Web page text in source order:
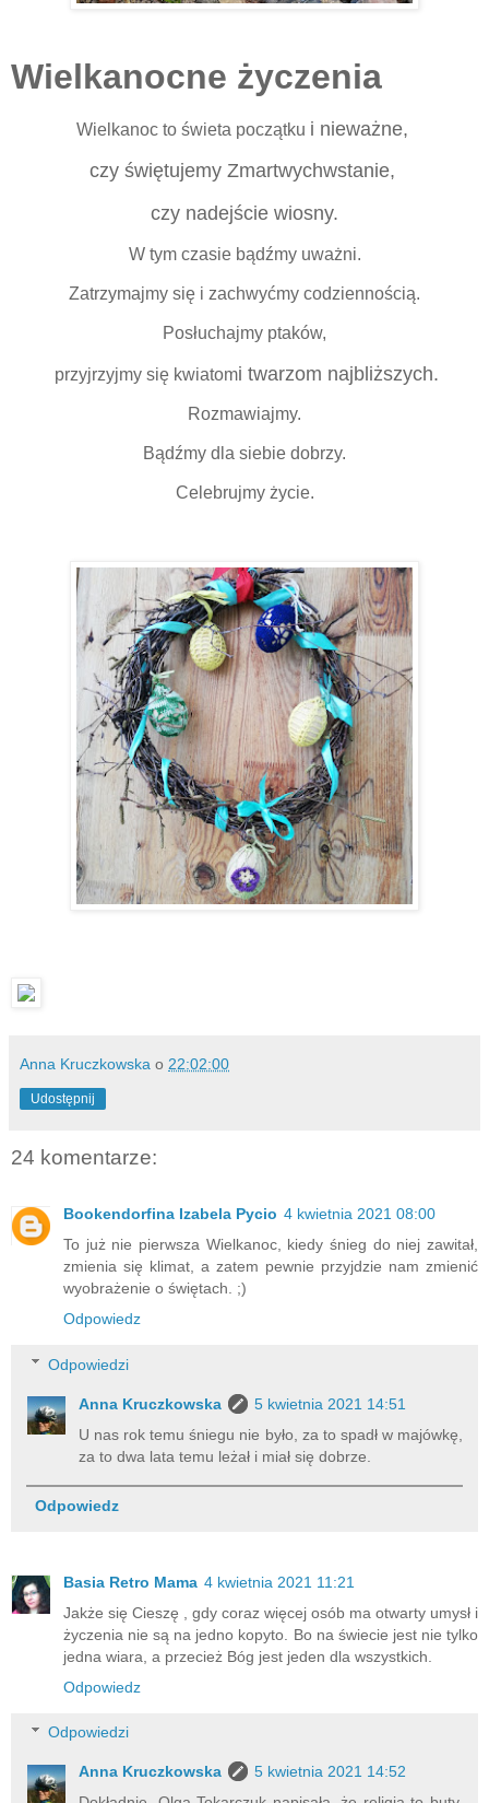
Wielkanocne życzenia
Wielkanoc to świeta początku i nieważne,
czy świętujemy Zmartwychwstanie,
czy nadejście wiosny.
W tym czasie bądźmy uważni.
Zatrzymajmy się i zachwyćmy codziennością.
Posłuchajmy ptaków,
przyjrzyjmy się kwiatomi twarzom najbliższych.
Rozmawiajmy.
Bądźmy dla siebie dobrzy.
Celebrujmy życie.
Anna Kruczkowska o 22:02:00
Udostępnij
24 komentarze:
Bookendorfina Izabela Pycio 4 kwietnia 2021 08:00
To już nie pierwsza Wielkanoc, kiedy śnieg do niej zawitał,
zmienia się klimat, a zatem pewnie przyjdzie nam zmienić
wyobrażenie o świętach. ;)
Odpowiedz
Odpowiedzi
Anna Kruczkowska
5 kwietnia 2021 14:51
U nas rok temu śniegu nie było, za to spadł w majówkę,
za to dwa lata temu leżał i miał się dobrze.
Odpowiedz
Basia Retro Mama 4 kwietnia 2021 11:21
Jakże się Cieszę , gdy coraz więcej osób ma otwarty umysł i
życzenia nie są na jedno kopyto. Bo na świecie jest nie tylko
jedna wiara, a przecież Bóg jest jeden dla wszystkich.
Odpowiedz
Odpowiedzi
Anna Kruczkowska
5 kwietnia 2021 14:52